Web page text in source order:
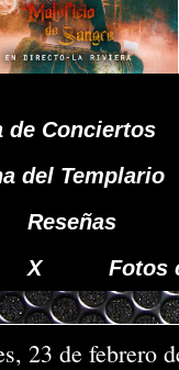
de Conciertos
del Templario
Reseñas
X Fotos
23 de febrero